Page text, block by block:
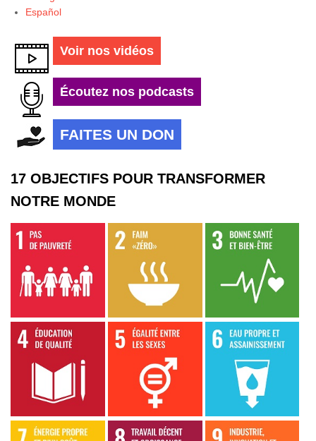
Español
Voir nos vidéos
Écoutez nos podcasts
FAITES UN DON
17 OBJECTIFS POUR TRANSFORMER
NOTRE MONDE